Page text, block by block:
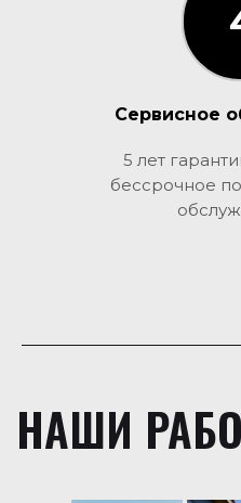
Сервисное
5 лет
бессрочное
НАШИ